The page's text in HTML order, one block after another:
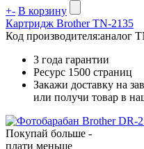
+- В корзину
Картридж Brother TN-2135
Код производителя:аналог
3 года гарантии
Ресурс 1500 страниц
Закажи доставку на
или получи товар в
Покупай больше -
плати меньше